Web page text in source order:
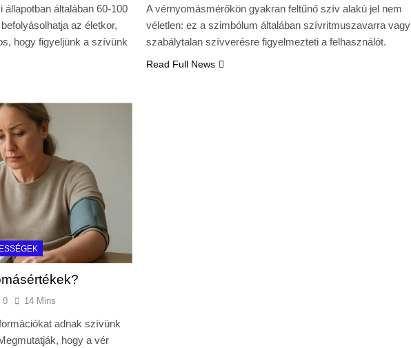
általában 60-100
az életkor,
hogy figyeljünk a szívünk
A vérnyomásmérőkön gyakran feltűnő szív alakú jel nem
véletlen: ez a szimbólum általában szívritmuszavarra vagy
szabálytalan szívverésre figyelmezteti a felhasználót.
Read Full News
0 14 Mins
adnak szívünk
hogy a vér